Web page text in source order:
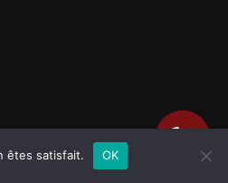
êtes satisfait. OK